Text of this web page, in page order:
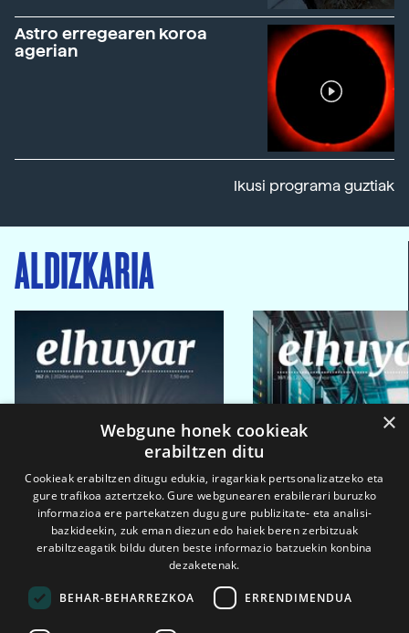
Astro erregearen koroa
agerian
Ikusi programa guztiak
ALDIZKARIA
×
Webgune honek cookieak
erabiltzen ditu
Cookieak erabiltzen ditugu edukia, iragarkiak pertsonalizatzeko eta
gure trafikoa aztertzeko. Gure webgunearen erabilerari buruzko
informazioa ere partekatzen dugu gure publizitate- eta analisi-
bazkideekin, zuk eman diezun edo haiek beren zerbitzuak
erabiltzeagatik bildu duten beste informazio batzuekin konbina
dezaketenak.
BEHAR-BEHARREZKOA ERRENDIMENDUA